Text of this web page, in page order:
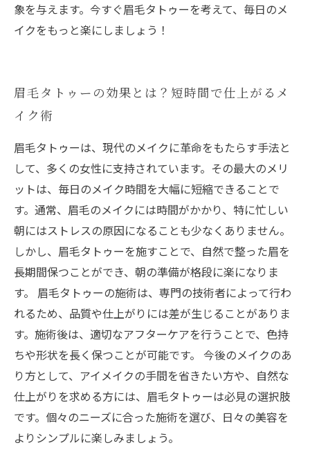
象を与えます。今すぐ眉毛タトゥーを考えて、毎日のメ
イクをもっと楽にしましょう！
眉毛タトゥーの効果とは？短時間で仕上がるメ
イク術
眉毛タトゥーは、現代のメイクに革命をもたらす手法と
して、多くの女性に支持されています。その最大のメリ
ットは、毎日のメイク時間を大幅に短縮できることで
す。通常、眉毛のメイクには時間がかかり、特に忙しい
朝にはストレスの原因になることも少なくありません。
しかし、眉毛タトゥーを施すことで、自然で整った眉を
長期間保つことができ、朝の準備が格段に楽になりま
す。 眉毛タトゥーの施術は、専門の技術者によって行わ
れるため、品質や仕上がりには差が生じることがありま
す。施術後は、適切なアフターケアを行うことで、色持
ちや形状を長く保つことが可能です。 今後のメイクのあ
り方として、アイメイクの手間を省きたい方や、自然な
仕上がりを求める方には、眉毛タトゥーは必見の選択肢
です。個々のニーズに合った施術を選び、日々の美容を
よりシンプルに楽しみましょう。